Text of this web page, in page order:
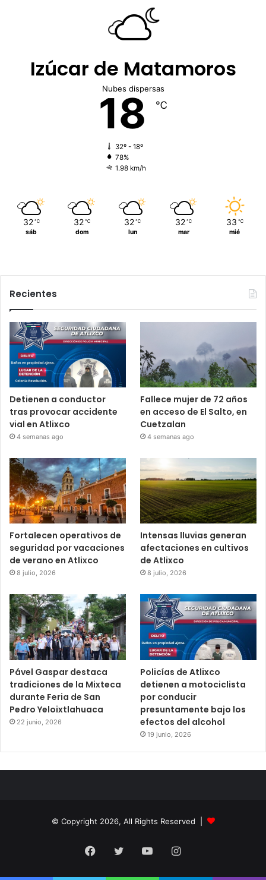
Izúcar de Matamoros
Nubes dispersas
18 ℃
32º - 18º
78%
1.98 km/h
32 ℃
sáb
32 ℃
dom
32 ℃
lun
32 ℃
mar
33 ℃
mié
Recientes
Detienen a conductor
tras provocar accidente
vial en Atlixco
4 semanas ago
Fallece mujer de 72 años
en acceso de El Salto, en
Cuetzalan
4 semanas ago
Fortalecen operativos de
seguridad por vacaciones
de verano en Atlixco
8 julio, 2026
Intensas lluvias generan
afectaciones en cultivos
de Atlixco
8 julio, 2026
Pável Gaspar destaca
tradiciones de la Mixteca
durante Feria de San
Pedro Yeloixtlahuaca
22 junio, 2026
Policías de Atlixco
detienen a motociclista
por conducir
presuntamente bajo los
efectos del alcohol
19 junio, 2026
© Copyright 2026, All Rights Reserved |
Facebook
TwitterYouTubeInstagram